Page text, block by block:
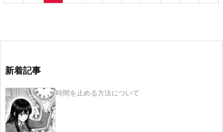
新着記事
時間を止める方法について